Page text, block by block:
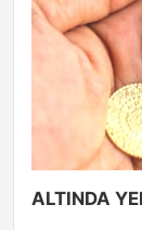
ALTINDA